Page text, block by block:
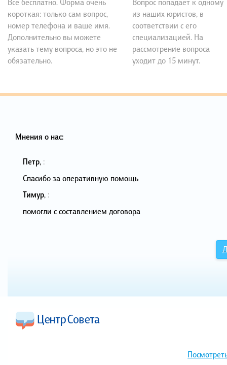
короткая: только сам вопрос,
номер телефона и ваше имя.
Дополнительно вы можете
указать тему вопроса, но это не
обязательно.
из наших юристов, в
соответствии с его
специализацией. На
рассмотрение вопроса
уходит до 15 минут.
Мнения о нас:
Петр, :
Спасибо за оперативную помощь
Тимур, :
помогли с составлением договора